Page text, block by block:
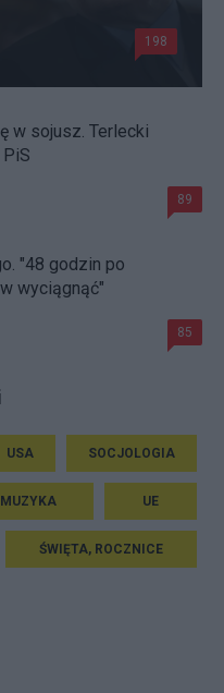
198
w sojusz. Terlecki
89
"48 godzin po
wyciągnąć"
85
USA SOCJOLOGIA
MUZYKA UE
ŚWIĘTA, ROCZNICE